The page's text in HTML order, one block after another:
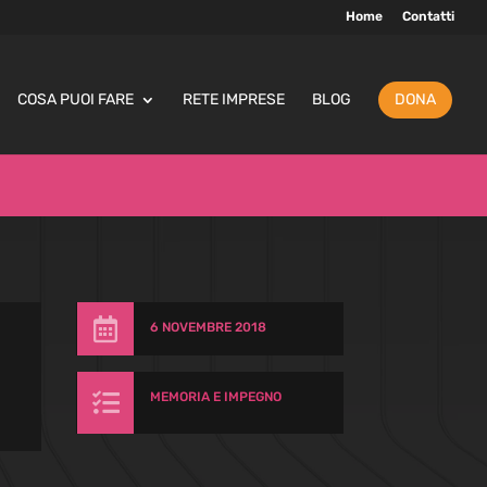
Home Contatti
COSA PUOI FARE RETE IMPRESE BLOG DONA
 6 NOVEMBRE 2018
 MEMORIA E IMPEGNO